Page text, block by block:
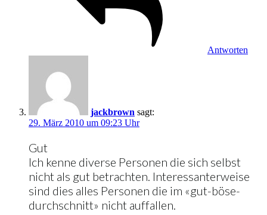
Antworten
jackbrown sagt:
29. März 2010 um 09:23 Uhr
Gut
Ich kenne diverse Personen die sich selbst
nicht als gut betrachten. Interessanterweise
sind dies alles Personen die im «gut-böse-
durchschnitt» nicht auffallen.